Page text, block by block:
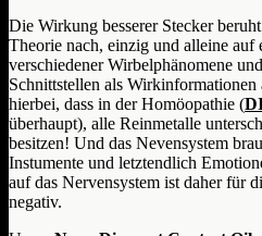
Die Wirkung besserer Stecker
Theorie nach, einzig und alleine auf
verschiedener Wirbelphänomene
Schnittstellen als
hierbei, dass in der Homöopathie (
überhaupt), alle Reinmetalle
besitzen! Und das Nevensystem
Instumente und letztendlich
auf das Nervensystem ist daher für
negativ.